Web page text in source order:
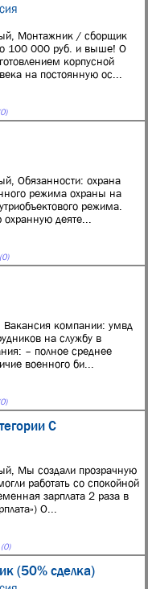
Монтажник / сборщик
100 000 руб. и выше! О
корпусной
на постоянную ос...
Обязанности: охрана
режима охраны на
режима.
деяте...
Вакансия компании: умвд
на cлужбу в
– пoлное сpеднeе
военного би...
С
Мы создали прозрачную
работать со спокойной
зарплата 2 раза в
О...
(50% сделка)